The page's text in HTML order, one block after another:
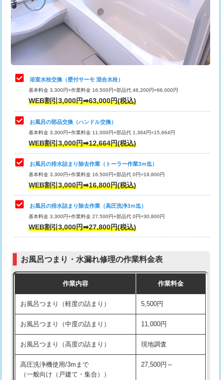
桝清掃 8,800円
止水・漏水調査・防水処理・清掃・修
理・調整・分解・加工など（軽作業）
止水・漏水調査・防水処理・清掃・修
理・調整・分解・加工など（中作業）
22,000円
止水・漏水調査・防水処理・清掃・修
理・調整・分解・加工など（重作業）
33,000円
トイレタンク脱着
トイレ便器脱着
タンクレストイレ脱着 33,000円
小便器トイレ脱着
その他部品の脱着 8,800円～
交換・取付（タンク）
交換・取付（普通便座） 11,000円+材料費
交換・取付（温水洗浄便座） 16,500円+材料費
交換・取付(単水栓（壁付・デッキ
式）)
13,200円+材料費
交換・取付(混合水栓（壁付・デッキ
式・ワンホール）)
16,500円+材料費
交換・取付(排水栓・排水トラップ
（P/S/ポップアップ））
22,000円+材料費
浴室水栓交換（壁付サーモ 混合水栓）
基本料金 3,300円+作業料金 16,500円+部品代 46,200円=66,000円
WEB割引3,000円➡63,000円(税込)
お風呂の部品交換（ハンドル交換）
基本料金 3,300円+作業料金 11,000円+部品代 1,364円=15,664円
WEB割引3,000円➡12,664円(税込)
お風呂の排水詰まり除去作業（トーラー作業3ｍ迄）
基本料金 3,300円+作業料金 16,500円+部品代 0円=19,800円
WEB割引3,000円➡16,800円(税込)
お風呂の排水詰まり除去作業（高圧洗浄3ｍ迄）
基本料金 3,300円+作業料金 27,500円+部品代 0円=30,800円
WEB割引3,000円➡27,800円(税込)
お風呂つまり・水漏れ修理の作業料金表
作業内容 作業料金
お風呂つまり（軽度の詰まり） 5,500円
お風呂つまり（中度の詰まり） 11,000円
お風呂つまり（高度の詰まり） 現地調査
高圧洗浄機使用/3mまで
（一般向け（戸建て・集合））
27,500円～